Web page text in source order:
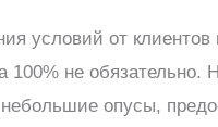
условий от клиентов
не обязательно.
опусы,